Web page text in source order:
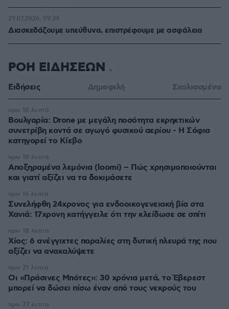
Διασκεδάζουμε υπεύθυνα, επιστρέφουμε με ασφάλεια
29.07.2026, 09:39
ΡΟΗ ΕΙΔΗΣΕΩΝ
Ειδήσεις Δημοφιλή Σχολιασμένα
Βουλγαρία: Drone με μεγάλη ποσότητα εκρηκτικών
συνετρίβη κοντά σε αγωγό φυσικού αερίου - Η Σόφια
κατηγορεί το Κίεβο
πριν 10 λεπτά
Αποξηραμένα λεμόνια (loomi) – Πώς χρησιμοποιούνται
και γιατί αξίζει να τα δοκιμάσετε
πριν 10 λεπτά
Συνελήφθη 24χρονος για ενδοοικογενειακή βία στα
Χανιά: 17χρονη κατήγγειλε ότι την κλείδωσε σε σπίτι
πριν 16 λεπτά
Χίος: 6 ανέγγιχτες παραλίες στη δυτική πλευρά της που
αξίζει να ανακαλύψετε
πριν 18 λεπτά
Οι «Πράσινες Μπότες»: 30 χρόνια μετά, το Έβερεστ
μπορεί να δώσει πίσω έναν από τους νεκρούς του
πριν 21 λεπτά
πριν 27 λεπτά